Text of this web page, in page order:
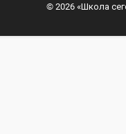
© 2026 «Школа